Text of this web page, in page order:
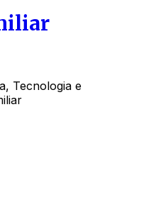
Tecnologia e